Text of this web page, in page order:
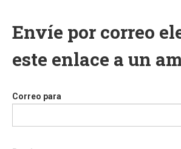
Envíe por correo
este enlace a un
Correo para